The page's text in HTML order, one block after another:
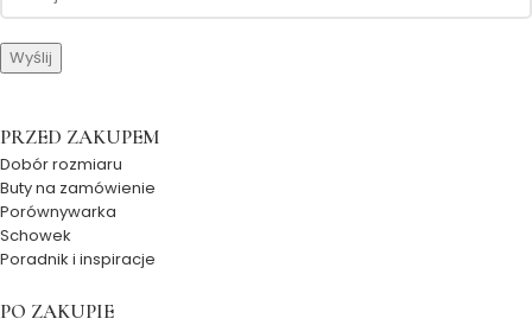
PRZED ZAKUPEM
Dobór rozmiaru
Buty na zamówienie
Porównywarka
Schowek
Poradnik i inspiracje
PO ZAKUPIE